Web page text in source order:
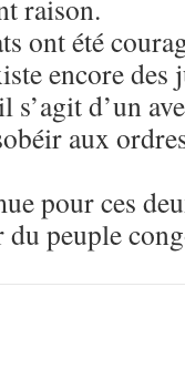
raison.
ont été
encore des
d’un
aux
pour ces
peuple